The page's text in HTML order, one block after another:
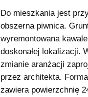
Do mieszkania jest
obszerna piwnica.
wyremontowana
doskonałej lokalizacji.
zmianie aranżacji
przez architekta.
zawiera powierzchnię